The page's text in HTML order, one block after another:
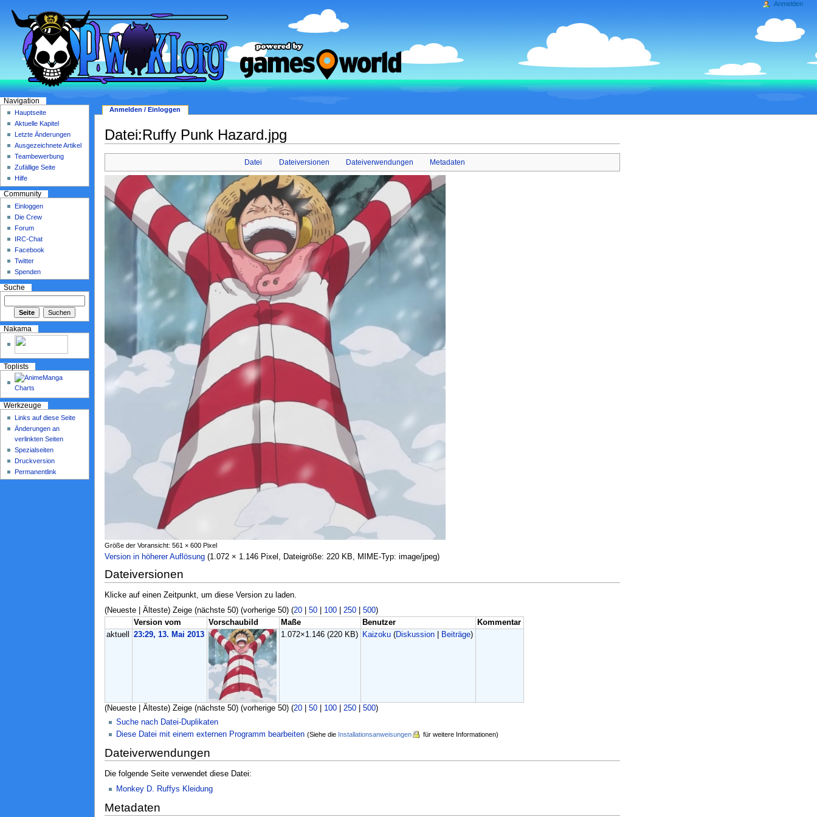
Datei:Ruffy Punk Hazard.jpg
Datei Dateiversionen Dateiverwendungen Metadaten
Größe der Voransicht: 561 × 600 Pixel
Version in höherer Auflösung‎ (1.072 × 1.146 Pixel, Dateigröße: 220 KB, MIME-Typ: image/jpeg)
Dateiversionen
Klicke auf einen Zeitpunkt, um diese Version zu laden.
(Neueste | Älteste) Zeige (nächste 50) (vorherige 50) (20| 50| 100| 250| 500)
Version vom
Vorschaubild Maße Benutzer
Kommentar
aktuell
23:29, 13. Mai 2013 1.072×1.146(220 KB) Kaizoku (Diskussion Beiträge)
(Neueste | Älteste) Zeige (nächste 50) (vorherige 50) (20| 50| 100| 250| 500)
Suche nach Datei-Duplikaten
Diese Datei mit einem externen Programm bearbeiten (Siehe die Installationsanweisungen für weitere Informationen)
Dateiverwendungen
Die folgende Seite verwendet diese Datei:
Monkey D. Ruffys Kleidung
Metadaten
Anmelden / Einloggen
Anmelden
Navigation
Hauptseite
Aktuelle Kapitel
Letzte Änderungen
Ausgezeichnete Artikel
Teambewerbung
Zufällige Seite
Hilfe
Community
Einloggen
Die Crew
Forum
IRC-Chat
Facebook
Twitter
Spenden
Suche
Nakama
Toplists
Werkzeuge
Links auf diese Seite
Änderungen an
verlinkten Seiten
Spezialseiten
Druckversion
Permanentlink